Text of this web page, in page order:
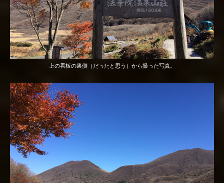
上の看板の裏側（だったと思う）から撮った写真。